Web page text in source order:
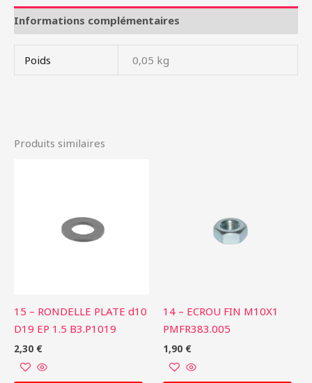
Informations complémentaires
Poids 0,05 kg
Produits similaires
15 – RONDELLE PLATE d10
D19 EP 1.5 B3.P1019
2,30 €
14 – ECROU FIN M10X1
PMFR383.005
1,90 €